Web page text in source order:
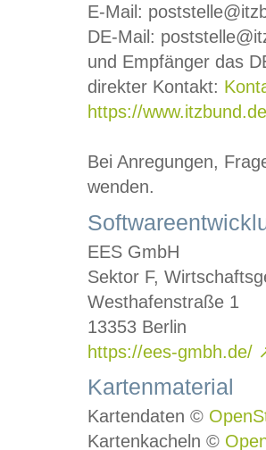
E-Mail:
DE-Mail:
und Empfänger das
direkter Kontakt:
https://
Bei Anregungen,
wenden.
EES GmbH
Sektor F,
Westhafenstraße 1
13353 Berlin
https://ees-gmbh.de/
Kartenmaterial
Kartendaten ©
Kartenkacheln ©